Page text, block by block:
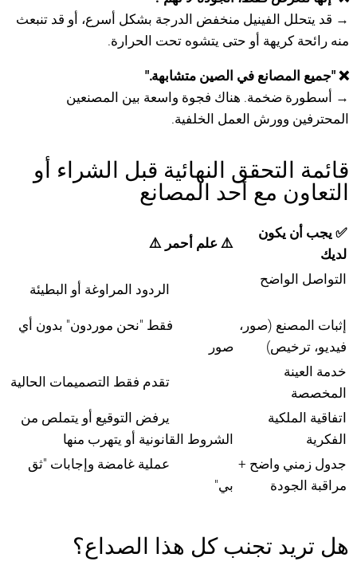
→ قد يتحلل الفينيل منخفض الدرجة بشكل أسرع، أو قد تنبعث
منه رائحة كريهة أو حتى يتشوه تحت الحرارة.
❌ "جميع المصانع في الصين متشابهة."
→ أسطورة ضخمة. هناك فجوة واسعة بين المصنعين
المحترفين وورش العمل الخلفية.
قائمة التحقق النهائية قبل الشراء أو
التعاون مع أحد المصانع
✅ يجب أن يكون
لديك
⚠️ علم أحمر ⚠️
التواصل الواضح
الردود المراوغة أو البطيئة
إثبات المصنع (صور،
فيديو، ترخيص)
فقط "نحن موردون" بدون أي
صور
خدمة العينة
المخصصة
تقدم فقط التصميمات الحالية
اتفاقية الملكية
الفكرية
يرفض التوقيع أو يتملص من
الشروط القانونية أو يتهرب منها
جدول زمني واضح +
مراقبة الجودة
عملية غامضة وإجابات "ثق
بي"
هل تريد تجنب كل هذا الصداع؟